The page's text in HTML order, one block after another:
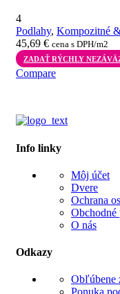
4
Podlahy, Kompozitné
45,69 € cena s DPH/m2
ZADAŤ RÝCHLY
Compare
Info linky
Môj účet
Dvere
Ochrana
Obchodné
O nás
Odkazy
Obľúbene